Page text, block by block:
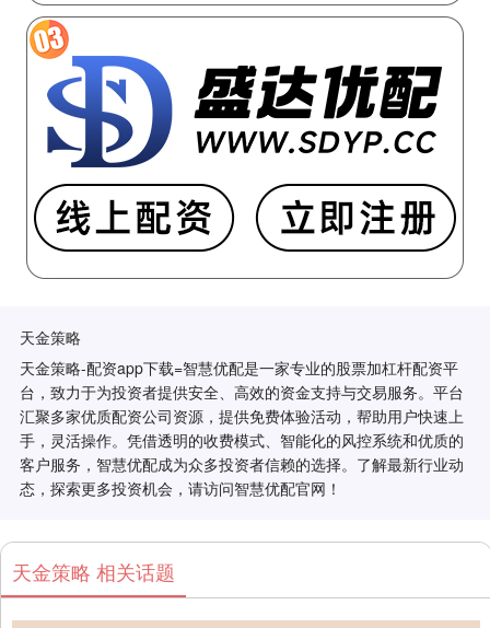
天金策略
天金策略-配资app下载=智慧优配是一家专业的股票加杠杆配资平
台，致力于为投资者提供安全、高效的资金支持与交易服务。平台
汇聚多家优质配资公司资源，提供免费体验活动，帮助用户快速上
手，灵活操作。凭借透明的收费模式、智能化的风控系统和优质的
客户服务，智慧优配成为众多投资者信赖的选择。了解最新行业动
态，探索更多投资机会，请访问智慧优配官网！
天金策略 相关话题